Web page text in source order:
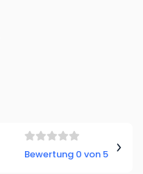
Bewertung 0 von 5